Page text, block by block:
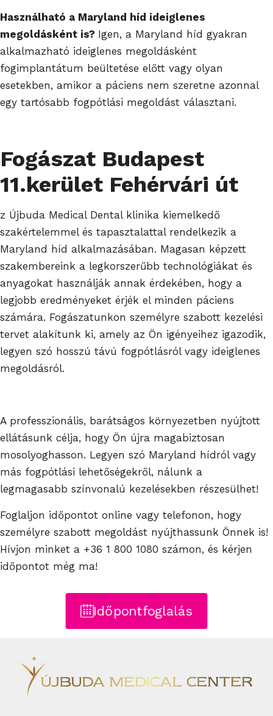
Használható a Maryland híd ideiglenes
megoldásként is? Igen, a Maryland híd gyakran
alkalmazható ideiglenes megoldásként
fogimplantátum beültetése előtt vagy olyan
esetekben, amikor a páciens nem szeretne azonnal
egy tartósabb fogpótlási megoldást választani.
Fogászat Budapest
11.kerület Fehérvári út
z Újbuda Medical Dental klinika kiemelkedő
szakértelemmel és tapasztalattal rendelkezik a
Maryland híd alkalmazásában. Magasan képzett
szakembereink a legkorszerűbb technológiákat és
anyagokat használják annak érdekében, hogy a
legjobb eredményeket érjék el minden páciens
számára. Fogászatunkon személyre szabott kezelési
tervet alakítunk ki, amely az Ön igényeihez igazodik,
legyen szó hosszú távú fogpótlásról vagy ideiglenes
megoldásról.
A professzionális, barátságos környezetben nyújtott
ellátásunk célja, hogy Ön újra magabiztosan
mosolyoghasson. Legyen szó Maryland hídról vagy
más fogpótlási lehetőségekről, nálunk a
legmagasabb színvonalú kezelésekben részesülhet!
Foglaljon időpontot online vagy telefonon, hogy
személyre szabott megoldást nyújthassunk Önnek is!
Hívjon minket a +36 1 800 1080 számon, és kérjen
időpontot még ma!
Időpontfoglalás